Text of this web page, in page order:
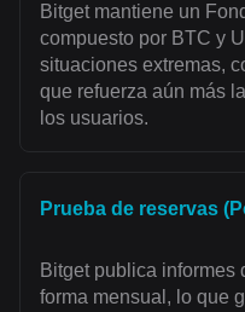
Bitget mantiene un
compuesto por BTC y
situaciones extremas,
que refuerza aún más
los usuarios.
Prueba de reservas
Bitget publica informes
forma mensual, lo que